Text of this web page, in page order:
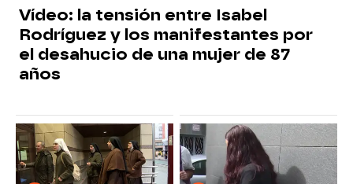
Vídeo: la tensión entre Isabel
Rodríguez y los manifestantes por
el desahucio de una mujer de 87
años